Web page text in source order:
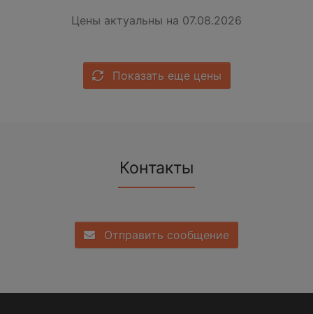
Цены актуальны на 07.08.2026
Показать еще цены
Контакты
Отправить сообщение